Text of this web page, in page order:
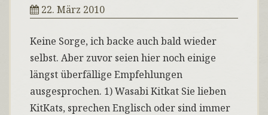
22. März 2010
Keine Sorge, ich backe auch bald wieder
selbst. Aber zuvor seien hier noch einige
längst überfällige Empfehlungen
ausgesprochen. 1) Wasabi Kitkat Sie lieben
KitKats, sprechen Englisch oder sind immer